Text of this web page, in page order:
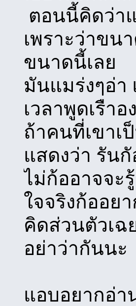
ตอนนี้คิดว่า
เพราะว่าขน
ขนาดนี้เลย
มันแมร่งๆอ่า
เวลาพูดเรืา
ถ้าคนที่เขาเ
แสดงว่า รัน
ไม่ก้ออาจจะ
ใจจริงก้ออย
คิดส่วนตัวเฉ
อย่าว่ากันนะ
แอบอยากอ่า